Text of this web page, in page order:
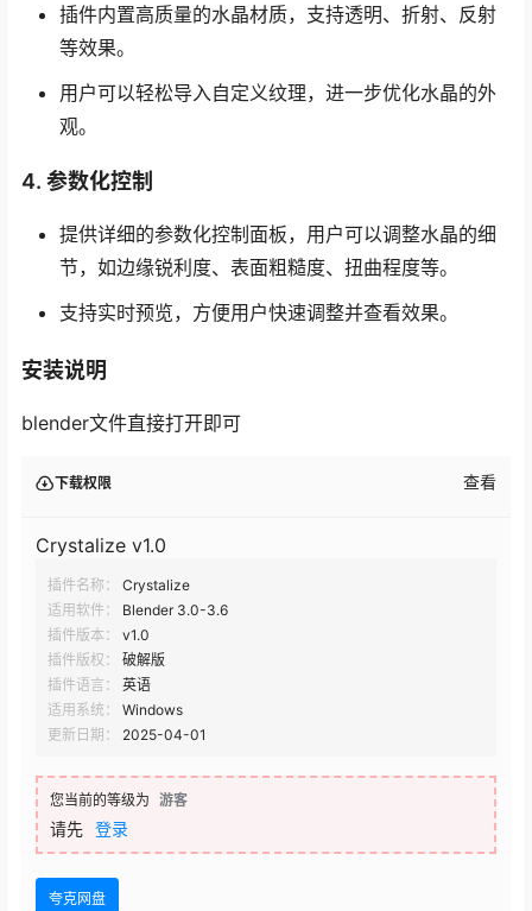
插件内置高质量的水晶材质，支持透明、折射、反射
等效果。
用户可以轻松导入自定义纹理，进一步优化水晶的外
观。
4. 参数化控制
提供详细的参数化控制面板，用户可以调整水晶的细
节，如边缘锐利度、表面粗糙度、扭曲程度等。
支持实时预览，方便用户快速调整并查看效果。
安装说明
blender文件直接打开即可
下载权限 查看
Crystalize v1.0
插件名称：
Crystalize
适用软件：
Blender 3.0-3.6
插件版本：
v1.0
插件版权：
破解版
插件语言：
英语
适用系统：
Windows
更新日期：
2025-04-01
您当前的等级为 游客
请先 登录
夸克网盘